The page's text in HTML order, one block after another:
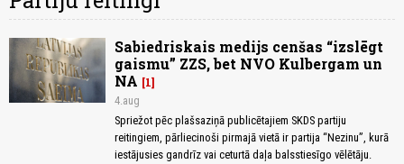
Sabiedriskais medijs cenšas “izslēgt
gaismu” ZZS, bet NVO Kulbergam un
NA
1
4.aug
Spriežot pēc plašsaziņā publicētajiem SKDS partiju
reitingiem, pārliecinoši pirmajā vietā ir partija “Nezinu”, kurā
iestājusies gandrīz vai ceturtā daļa balsstiesīgo vēlētāju.